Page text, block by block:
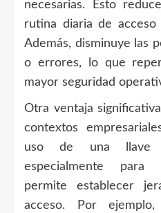
necesarias. Esto
rutina diaria de acceso
Además, disminuye las
o errores, lo que
mayor seguridad
Otra ventaja
contextos
uso de una llave
especialmente para
permite establecer
acceso. Por